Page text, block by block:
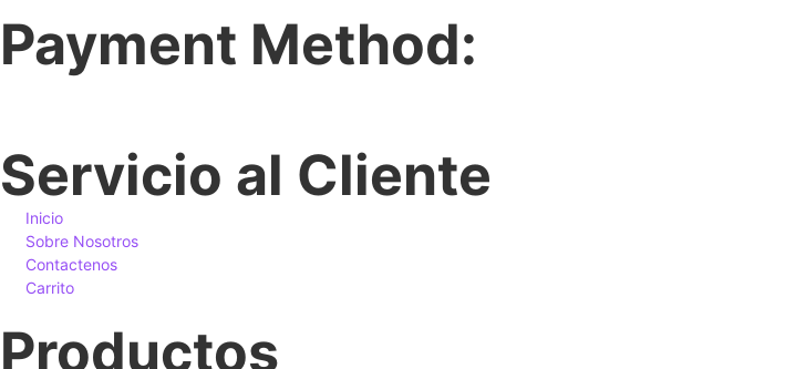
Payment Method:
Servicio al Cliente
Inicio
Sobre Nosotros
Contactenos
Carrito
Productos